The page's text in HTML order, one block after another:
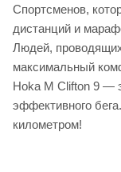
Спортсменов,
дистанций и
Людей,
максимальный
Hoka M Clifton 9 —
эффективного
километром!